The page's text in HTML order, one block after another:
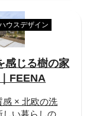
感じる樹の家
FEENA
ウスデザイン
感 × 北欧の洗
しい暮らしの